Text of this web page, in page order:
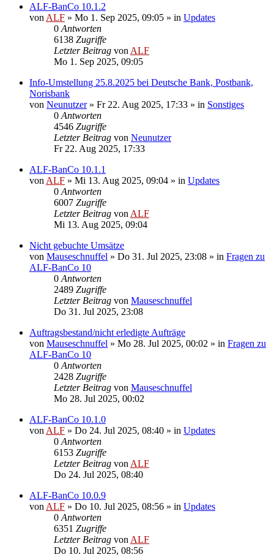
ALF-BanCo 10.1.2
von ALF » Mo 1. Sep 2025, 09:05 » in Updates
0 Antworten
6138 Zugriffe
Letzter Beitrag von ALF
Mo 1. Sep 2025, 09:05
Info-Umstellung 25.8.2025 bei Deutsche Bank, Postbank,
Norisbank
von Neunutzer» Fr 22. Aug 2025, 17:33 » in Sonstiges
0 Antworten
4546 Zugriffe
Letzter Beitrag von Neunutzer
Fr 22. Aug 2025, 17:33
ALF-BanCo 10.1.1
von ALF » Mi 13. Aug 2025, 09:04 » in Updates
0 Antworten
6007 Zugriffe
Letzter Beitrag von ALF
Mi 13. Aug 2025, 09:04
Nicht gebuchte Umsätze
von Mauseschnuffel » Do 31. Jul 2025, 23:08 » in Fragen zu
ALF-BanCo 10
0 Antworten
2489 Zugriffe
Letzter Beitrag von Mauseschnuffel
Do 31. Jul 2025, 23:08
Auftragsbestand/nicht erledigte Aufträge
von Mauseschnuffel » Mo 28. Jul 2025, 00:02 » in Fragen zu
ALF-BanCo 10
0 Antworten
2428 Zugriffe
Letzter Beitrag von Mauseschnuffel
Mo 28. Jul 2025, 00:02
ALF-BanCo 10.1.0
von ALF » Do 24. Jul 2025, 08:40 » in Updates
0 Antworten
6153 Zugriffe
Letzter Beitrag von ALF
Do 24. Jul 2025, 08:40
ALF-BanCo 10.0.9
von ALF » Do 10. Jul 2025, 08:56 » in Updates
0 Antworten
6351 Zugriffe
Letzter Beitrag von ALF
Do 10. Jul 2025, 08:56